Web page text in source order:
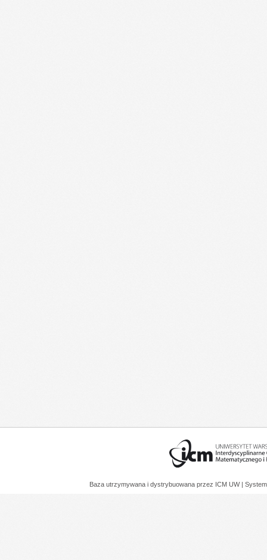
Baza utrzymywana i dystrybuowana przez ICM UW |